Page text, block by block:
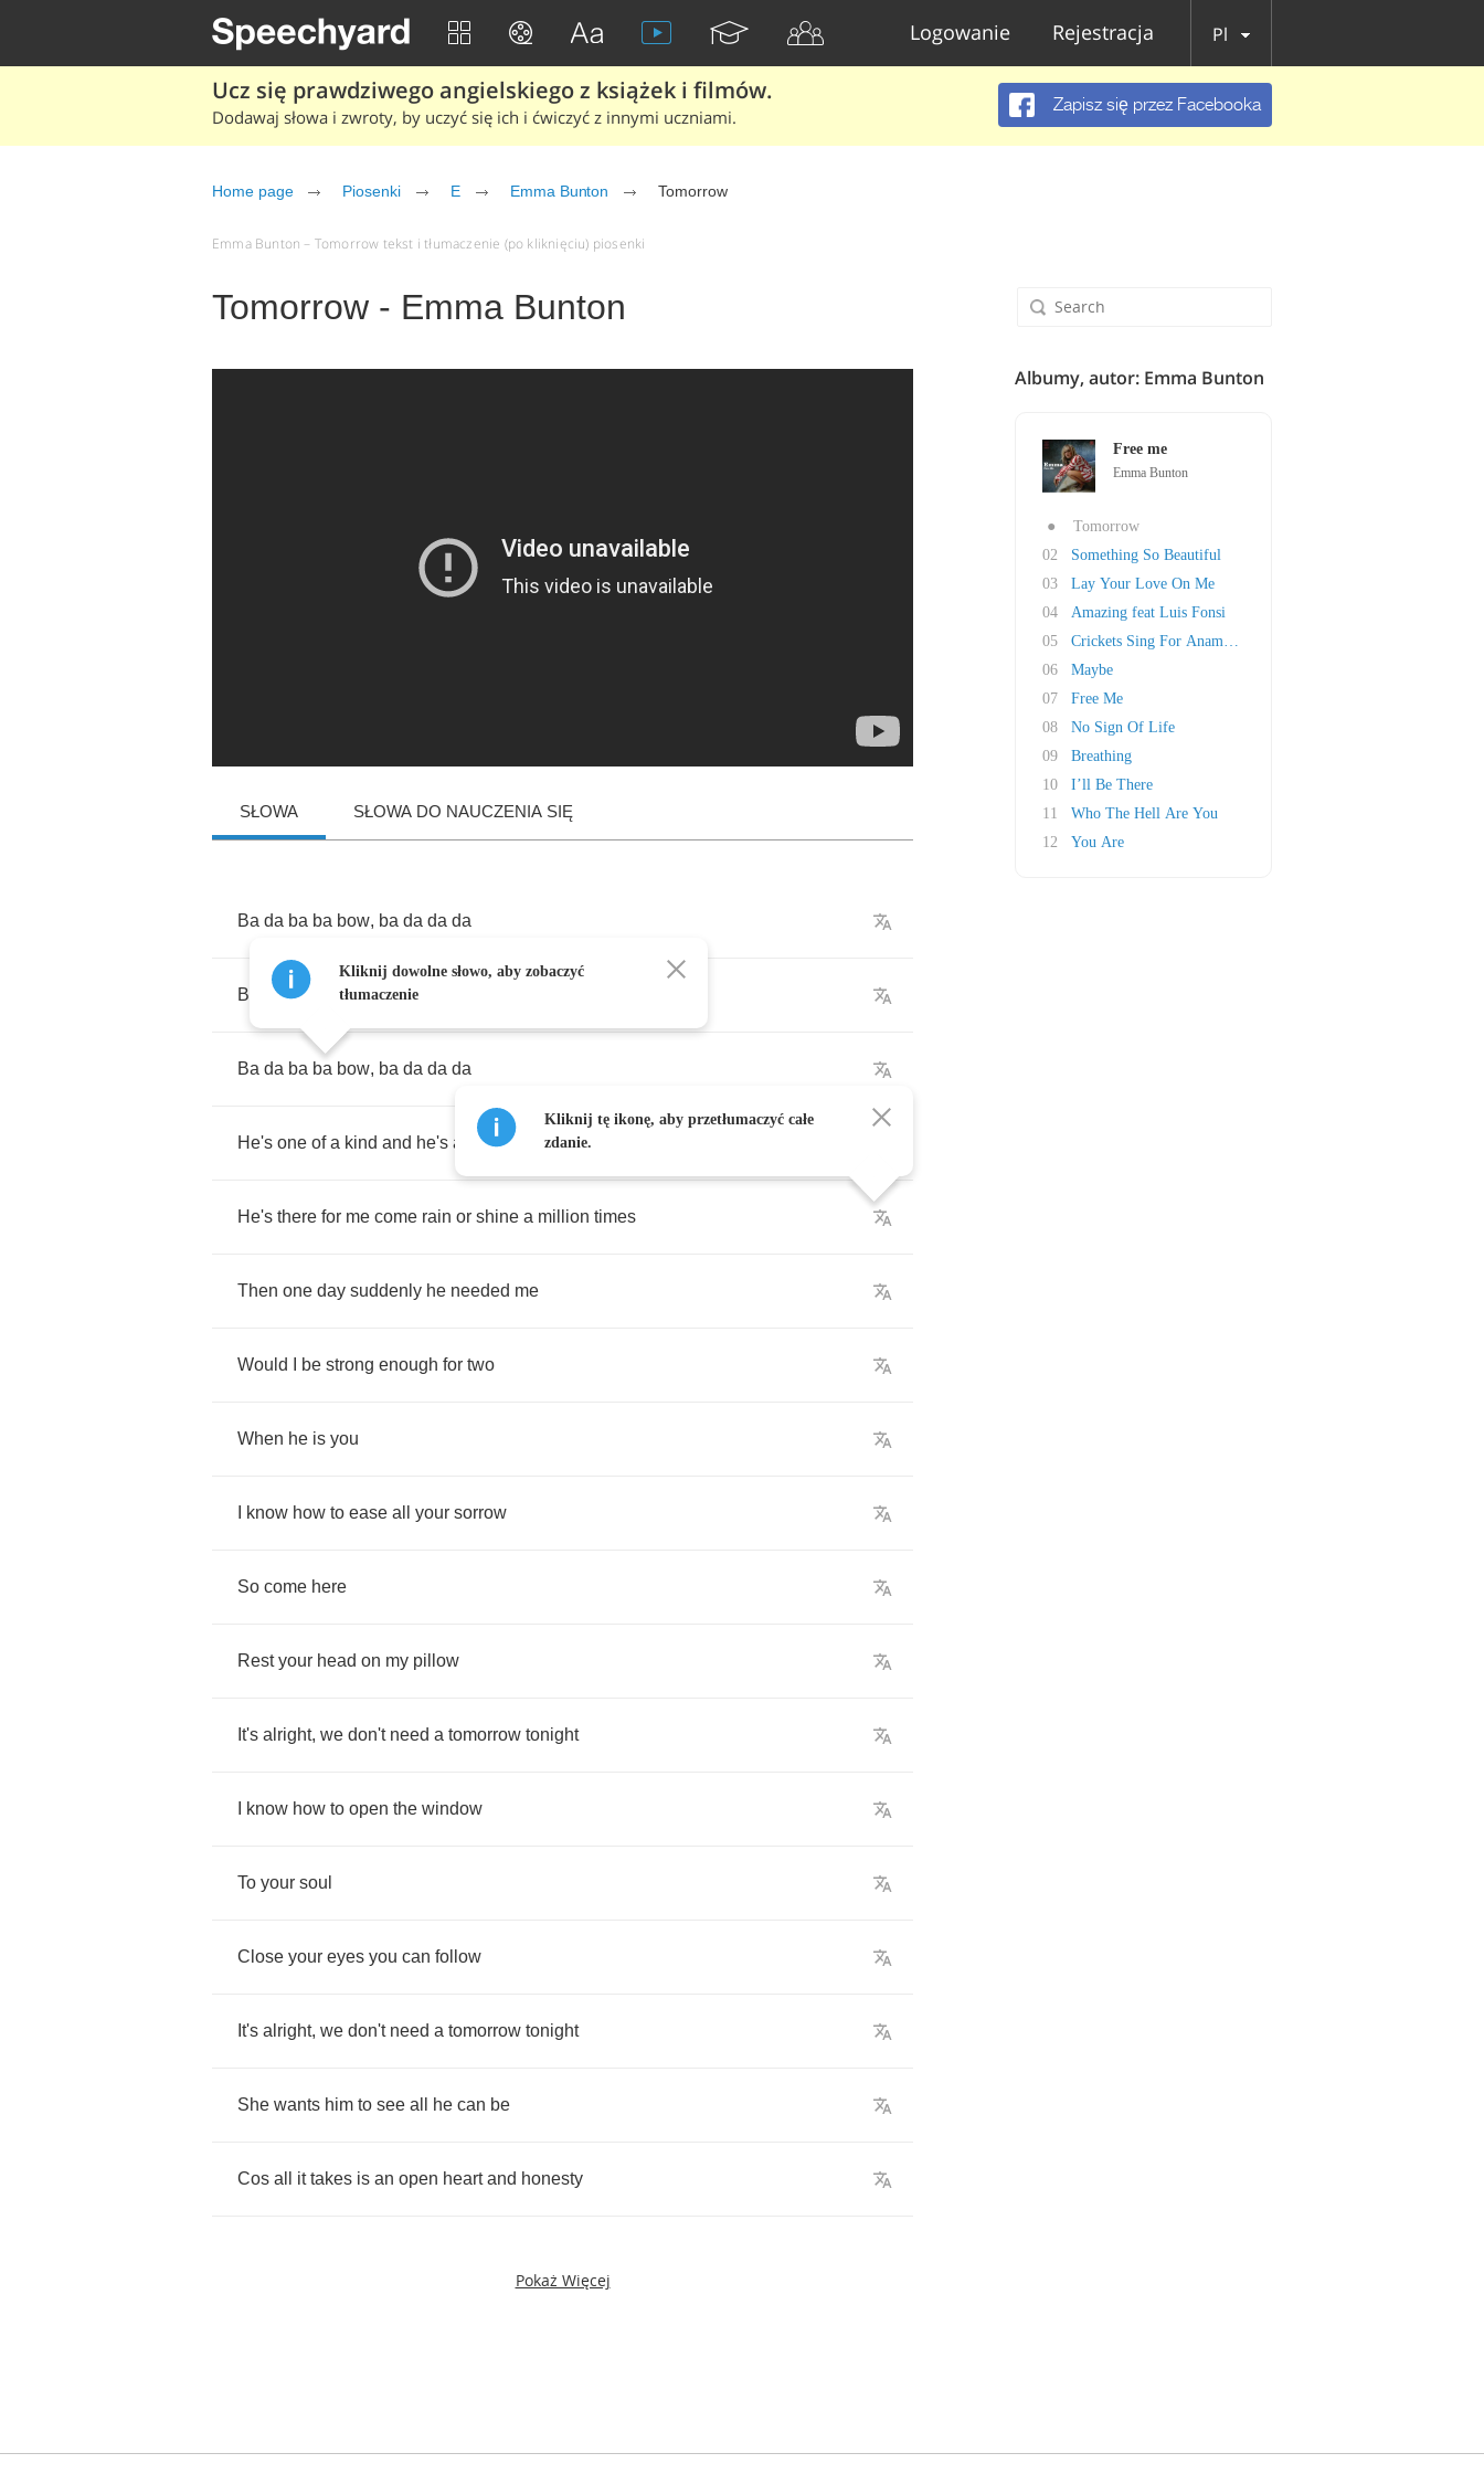
Logowanie Rejestracja Pl
Ucz się prawdziwego angielskiego z książek i filmów.
Dodawaj słowa i zwroty, by uczyć się ich i ćwiczyć z innymi uczniami.
Zapisz się przez Facebooka
Home page Piosenki E Emma Bunton Tomorrow
Emma Bunton – Tomorrow tekst i tłumaczenie (po kliknięciu) piosenki
Tomorrow - Emma Bunton
SŁOWA SŁOWA DO NAUCZENIA SIĘ
Ba da ba ba bow, ba da da da
Ba da ba bow,ba da
Ba da ba ba bow, ba da da da
He's one of a kind and he's all mine
He's there for me come rain or shine a million times
Then one day suddenly he needed me
Would be strong enough for two
When he is you
know how to ease all your sorrow
So come here
Rest your head on my pillow
It's alright, we don't need a tomorrow tonight
know how to open the window
To your soul
Close your eyes you can follow
It's alright, we don't need a tomorrow tonight
She wants him to see all he can be
Cos all it takes is an open heart and honesty
Pokaż Więcej
Kliknij dowolne słowo, aby zobaczyć
tłumaczenie
Kliknij tę ikonę, aby przetłumaczyć całe
zdanie.
Albumy, autor: Emma Bunton
Free me
Emma Bunton
●
Tomorrow
02
Something So Beautiful
03
Lay Your Love On Me
04
Amazing feat Luis Fonsi
05
Crickets Sing For Anamaria
06
Maybe
07
Free Me
08
No Sign Of Life
09
Breathing
10
I’ll Be There
11
Who The Hell Are You
12
You Are